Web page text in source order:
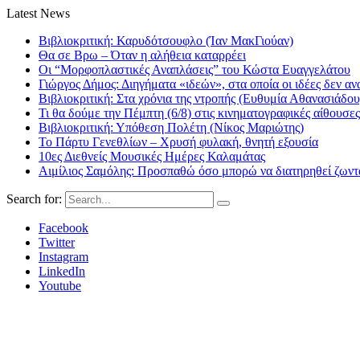
Latest News
Βιβλιοκριτική: Καρυδότσουφλο (Ίαν ΜακΓιούαν)
Θα σε Βρω – Όταν η αλήθεια καταρρέει
Οι “Μορφοπλαστικές Αναπλάσεις” του Κώστα Ευαγγελάτου
Γιώργος Δήμος: Διηγήματα «ιδεών», στα οποία οι ιδέες δεν
Βιβλιοκριτική: Στα χρόνια της ντροπής (Ευθυμία
Τι θα δούμε την Πέμπτη (6/8) στις κινηματογραφικές αίθουσες
Βιβλιοκριτική: Υπόθεση Πολέτη (Νίκος Μαριώτης)
Το Πάρτυ Γενεθλίων – Χρυσή φυλακή, θνητή εξουσία
10ες Διεθνείς Μουσικές Ημέρες Καλαμάτας
Αιμίλιος Σαμόλης: Προσπαθώ όσο μπορώ να διατηρηθεί
Search for:
Facebook
Twitter
Instagram
LinkedIn
Youtube